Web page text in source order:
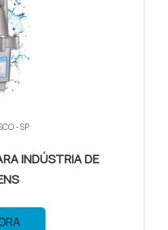
- SP
INDÚSTRIA DE